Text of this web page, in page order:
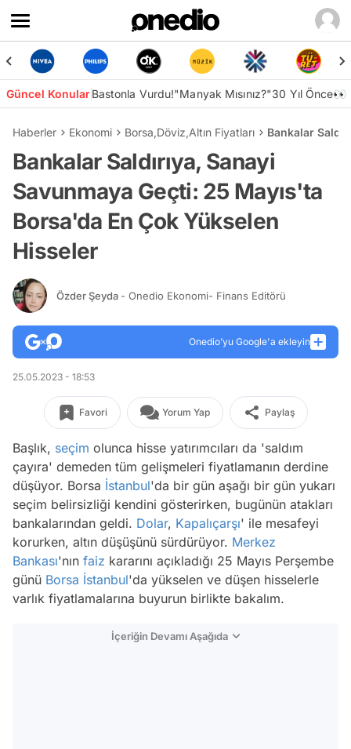
Güncel KonularBastonla Vurdu!"Manyak Mısınız?"30 Yıl Önce👀
Haberler Ekonomi Borsa,Döviz,Altın Fiyatları Bankalar
Bankalar Saldırıya, Sanayi
Savunmaya Geçti: 25 Mayıs'ta
Borsa'da En Çok Yükselen
Hisseler
Özder Şeyda - Onedio Ekonomi- Finans Editörü
Onedio’yu Google'a ekleyin
25.05.2023 - 18:53
Favori Yorum Yap Paylaş
Başlık, seçim olunca hisse yatırımcıları da 'saldım
çayıra' demeden tüm gelişmeleri fiyatlamanın derdine
düşüyor. Borsa İstanbul'da bir gün aşağı bir gün yukarı
seçim belirsizliği kendini gösterirken, bugünün atakları
bankalarından geldi. Dolar, Kapalıçarşı' ile mesafeyi
korurken, altın düşüşünü sürdürüyor. Merkez
Bankası'nın faiz kararını açıkladığı 25 Mayıs Perşembe
günü Borsa İstanbul'da yükselen ve düşen hisselerle
varlık fiyatlamalarına buyurun birlikte bakalım.
İçeriğin Devamı Aşağıda